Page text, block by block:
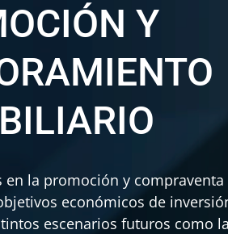
Y
en la promoción y
económicos de
escenarios futuros como